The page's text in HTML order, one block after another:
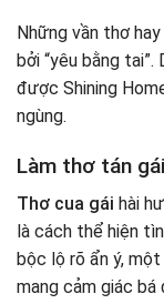
8. Thơ tán
9. Thơ ngỏ lời
10. Thơ cưa
12. Thơ tỏ
13. Làm thơ
14. Gợi ý thơ
15. Chọn thơ
16. Những
17. Nàng tên
Thơ tán gái
Những vần thơ
bởi “yêu bằng
được Shining
ngùng.
Làm thơ tán
Thơ cua gái hài
là cách thể hiện
bộc lộ rõ ẩn ý,
mang cảm giác bá